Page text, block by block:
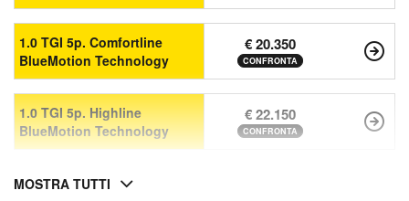
1.0 TGI 5p. Comfortline
BlueMotion Technology
€ 20.350
CONFRONTA
1.0 TGI 5p. Highline
BlueMotion Technology
€ 22.150
CONFRONTA
MOSTRA TUTTI